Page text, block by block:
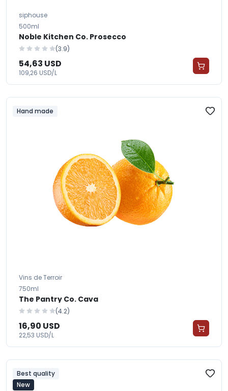
siphouse
500ml
Noble Kitchen Co. Prosecco
(3.9)
54,63 USD
109,26 USD/L
Hand made
Vins de Terroir
750ml
The Pantry Co. Cava
(4.2)
16,90 USD
22,53 USD/L
Best quality
New